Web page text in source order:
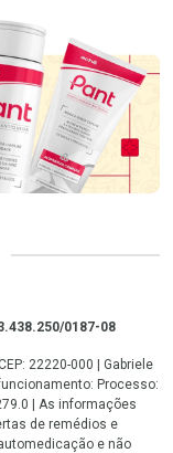
0187-08
22220-000 | Gabriele
Processo:
| As informações
de remédios e
e não